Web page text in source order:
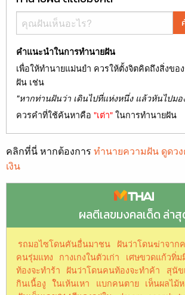
คำแนะนำในการทำนายฝัน
เพื่อให้ทำนายแม่นยำ ควรให้ตั้งจิตคิดถึงสิ่งขอ
ฝัน เช่น
"หากท่านฝันว่า เดินไปที่แห่งหนึ่ง แล้วหันไปมอ
ควรคำที่ใช้ค้นหาคือ "เต่า"ในการทำนายฝัน
คลิกที่นี่ หากต้องการ ทำนายความฝัน ดูดว
เงิน
ผลตีเลขมงคลเด็ด ล่า
รถมอไซโดนคันอื่นมาชน ฝันว่าโดนฆ่าจาก
คนรุ่มแทง กางเกงในตัวเก่า เศษขวดแก้วทิ่ม
ท้องจะทำร้า ฝันว่าโดนคนท้องจะทำค้า สุนัข
กินเนื้องู ใันเห้นเหา แบกคนตาย เห็นผลไม้